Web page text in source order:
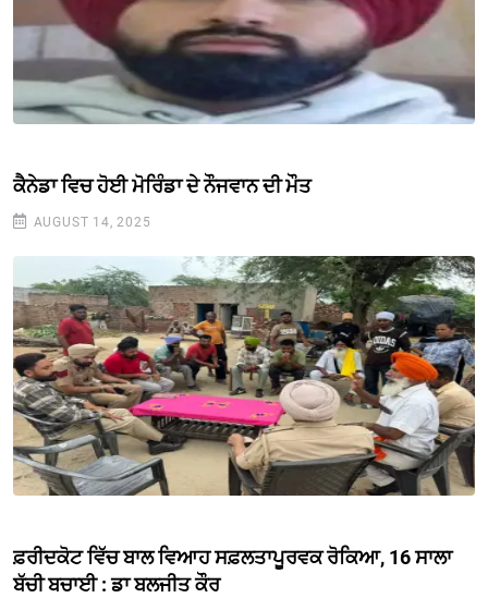
ਕੈਨੇਡਾ ਵਿਚ ਹੋਈ ਮੋਰਿੰਡਾ ਦੇ ਨੌਜਵਾਨ ਦੀ ਮੌਤ
AUGUST 14, 2025
ਫ਼ਰੀਦਕੋਟ ਵਿੱਚ ਬਾਲ ਵਿਆਹ ਸਫ਼ਲਤਾਪੂਰਵਕ ਰੋਕਿਆ, 16 ਸਾਲਾ
ਬੱਚੀ ਬਚਾਈ : ਡਾ ਬਲਜੀਤ ਕੌਰ